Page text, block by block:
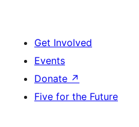
Get Involved
Events
Donate ↗
Five for the Future